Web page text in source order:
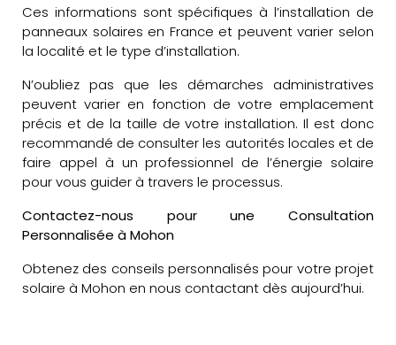
Ces informations sont spécifiques à l’installation de
panneaux solaires en France et peuvent varier selon
la localité et le type d’installation.
N’oubliez pas que les démarches administratives
peuvent varier en fonction de votre emplacement
précis et de la taille de votre installation. Il est donc
recommandé de consulter les autorités locales et de
faire appel à un professionnel de l’énergie solaire
pour vous guider à travers le processus.
Contactez-nous pour une Consultation
Personnalisée à Mohon
Obtenez des conseils personnalisés pour votre projet
solaire à Mohon en nous contactant dès aujourd’hui.